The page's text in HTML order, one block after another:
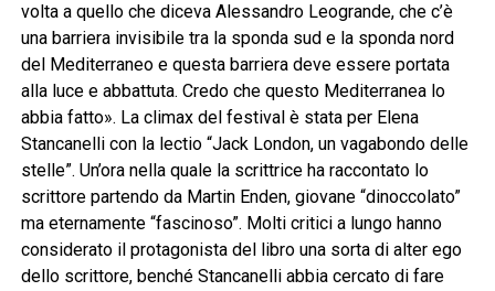
volta a quello che diceva Alessandro Leogrande, che c’è
una barriera invisibile tra la sponda sud e la sponda nord
del Mediterraneo e questa barriera deve essere portata
alla luce e abbattuta. Credo che questo Mediterranea lo
abbia fatto». La climax del festival è stata per Elena
Stancanelli con la lectio “Jack London, un vagabondo delle
stelle”. Un’ora nella quale la scrittrice ha raccontato lo
scrittore partendo da Martin Enden, giovane “dinoccolato”
ma eternamente “fascinoso”. Molti critici a lungo hanno
considerato il protagonista del libro una sorta di alter ego
dello scrittore, benché Stancanelli abbia cercato di fare